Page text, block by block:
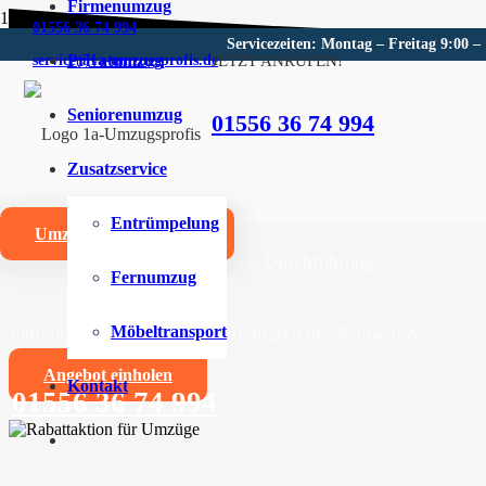
01556 36 74 994
service@1a-umzugsprofis.de
Servicezeiten: Montag – Freitag 9:00 –
JETZT ANRUFEN!
01556 36 74 994
Firmenumzug
Privatumzug
Seniorenumzug
Zusatzservice
Entrümpelung
Fernumzug
Möbeltransport
Kontakt
Umzugskostenrechner
Umzugsunternehmen für
Wir sind Ihr kompetentes Umzugsunternehmen für
Zuverlässige und professionelle Durchführung
Jahrelange Erfahrung und umfangreiches Know-how
Angebot einholen
01556 36 74 994